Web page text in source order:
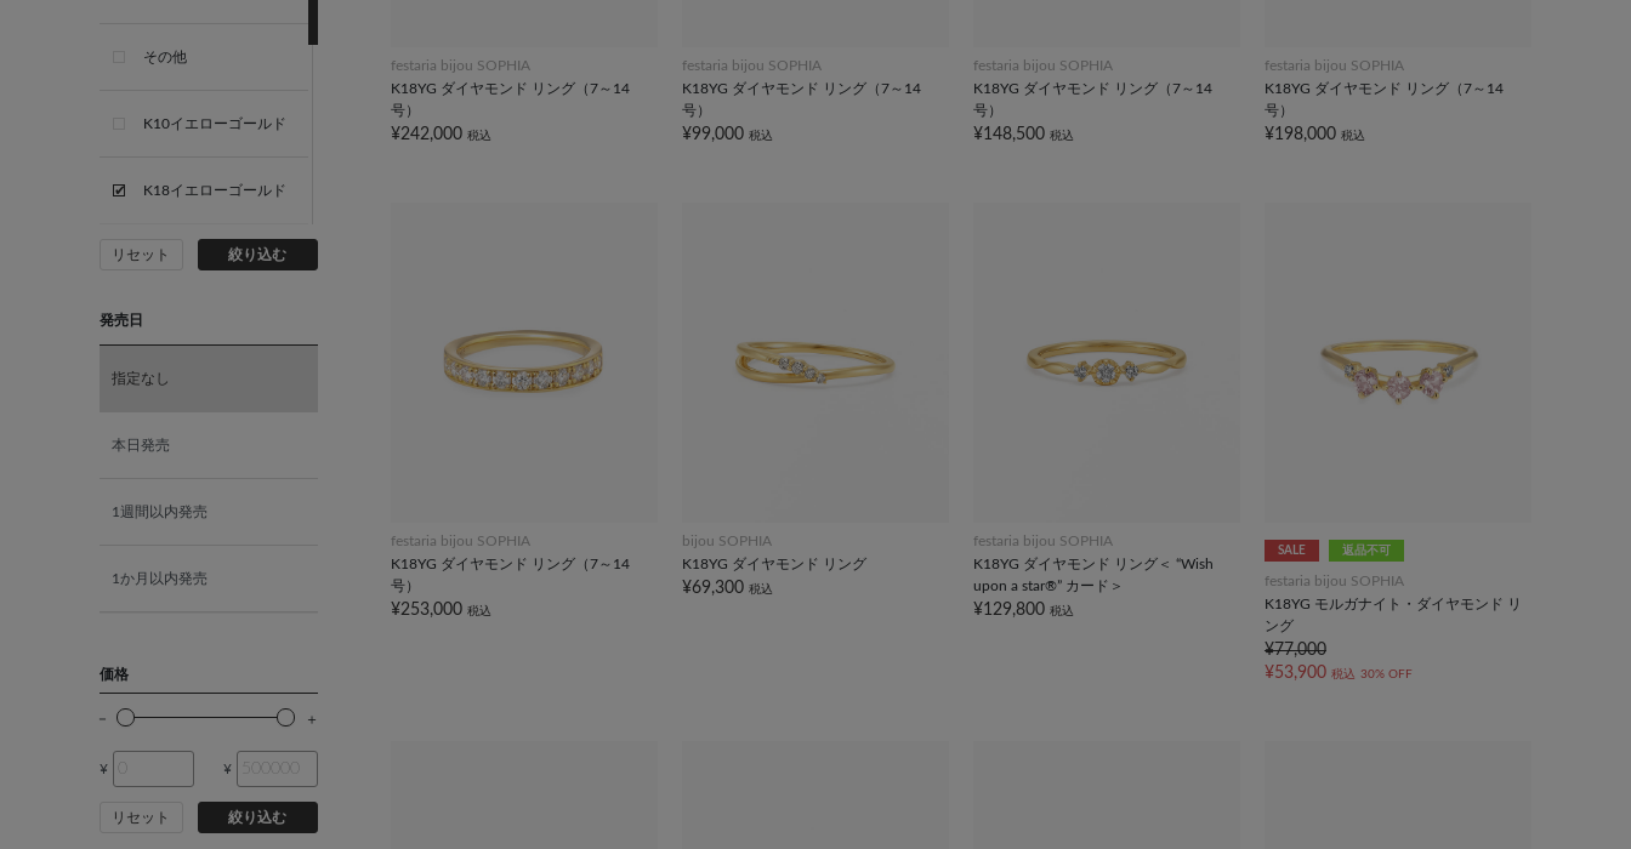
その他
K10イエローゴールド
K18イエローゴールド
K10ホワイトゴールド
K10ピンクゴールド
K18ピンクゴールド
リセット 絞り込む
発売日
指定なし
本日発売
1週間以内発売
1か月以内発売
価格
¥ ¥
リセット 絞り込む
festaria bijou SOPHIA
K18YG ダイヤモンド リング（7～14
号）
¥242,000 税込
festaria bijou SOPHIA
K18YG ダイヤモンド リング（7～14
号）
¥99,000 税込
festaria bijou SOPHIA
K18YG ダイヤモンド リング（7～14
号）
¥148,500 税込
festaria bijou SOPHIA
K18YG ダイヤモンド リング（7～14
号）
¥198,000 税込
festaria bijou SOPHIA
K18YG ダイヤモンド リング（7～14
号）
¥253,000 税込
bijou SOPHIA
K18YG ダイヤモンド リング
¥69,300 税込
festaria bijou SOPHIA
K18YG ダイヤモンド リング＜ “Wish
upon a star®” カード＞
¥129,800 税込
SALE 返品不可
festaria bijou SOPHIA
K18YG モルガナイト・ダイヤモンド リ
ング
¥77,000
¥53,900 税込 30% OFF